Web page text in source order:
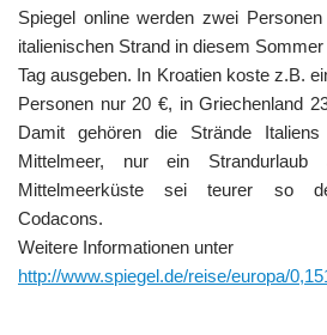
Spiegel online werden zwei
italienischen Strand in diesem
Tag ausgeben. In Kroatien koste z.B.
Personen nur 20 €, in Griechenland
Damit gehören die Strände
Mittelmeer, nur ein Strandurlaub
Mittelmeerküste sei teurer so
Codacons.
Weitere Informationen unter
http://www.spiegel.de/reise/europa/